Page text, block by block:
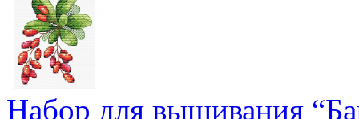
Набор для вышивания